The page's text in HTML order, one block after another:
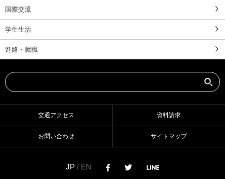
国際交流
学生生活
進路・就職
交通アクセス 資料請求
お問い合わせ サイトマップ
JP / EN